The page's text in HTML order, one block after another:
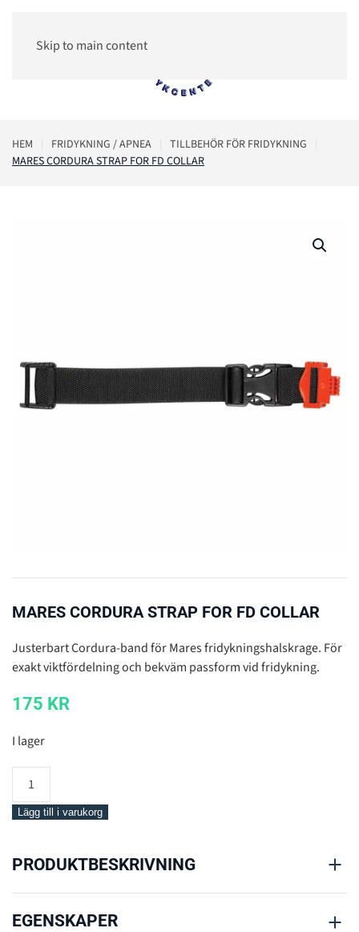
Skip to main content
HEM FRIDYKNING / APNEA
TILLBEHÖR FÖR FRIDYKNING
MARES CORDURA STRAP FOR FD COLLAR
MARES CORDURA STRAP FOR FD COLLAR
Justerbart Cordura-band för Mares fridykningshalskrage. För
exakt viktfördelning och bekväm passform vid fridykning.
175 KR
I lager
Mares
Strap
Collar
mängd
Lägg till i varukorg
PRODUKTBESKRIVNING
EGENSKAPER